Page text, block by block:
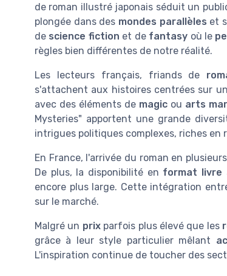
de roman illustré japonais séduit un
plongée dans des mondes parallèles et
de science fiction et de fantasy où le
règles bien différentes de notre réalité.
Les lecteurs français, friands de
s'attachent aux histoires centrées sur un
avec des éléments de magicou arts
Mysteries" apportent une grande
intrigues politiques complexes, riches en
En France, l'arrivée du roman en plusieurs
De plus, la disponibilité en format livre
encore plus large. Cette intégration
sur le marché.
Malgré un prixparfois plus élevé que les
grâce à leur style particulier mêlant
L'inspiration continue de toucher des